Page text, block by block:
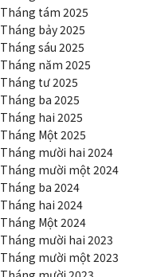
Tháng tám 2025
Tháng bảy 2025
Tháng sáu 2025
Tháng năm 2025
Tháng tư 2025
Tháng ba 2025
Tháng hai 2025
Tháng Một 2025
Tháng mười hai 2024
Tháng mười một 2024
Tháng ba 2024
Tháng hai 2024
Tháng Một 2024
Tháng mười hai 2023
Tháng mười một 2023